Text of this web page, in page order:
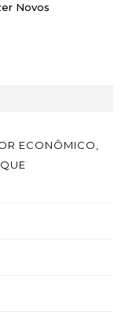
Novos
ECONÔMICO,